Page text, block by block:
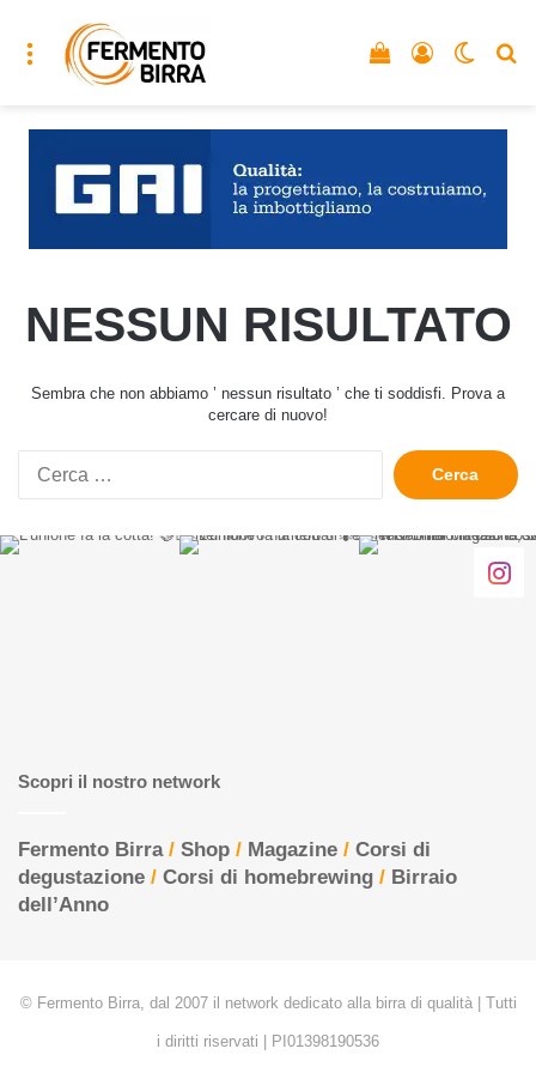
Menu Accedi
Vedi il carrello
NESSUN RISULTATO
Sembra che non abbiamo ’ nessun risultato ’ che ti soddisfi. Prova a
cercare di nuovo!
Ricerca
per:
Scopri il nostro network
Fermento Birra/ Shop / Magazine / Corsi di
degustazione / Corsi di homebrewing / Birraio
dell’Anno
© Fermento Birra, dal 2007 il network dedicato alla birra di qualità | Tutti
i diritti riservati | PI01398190536